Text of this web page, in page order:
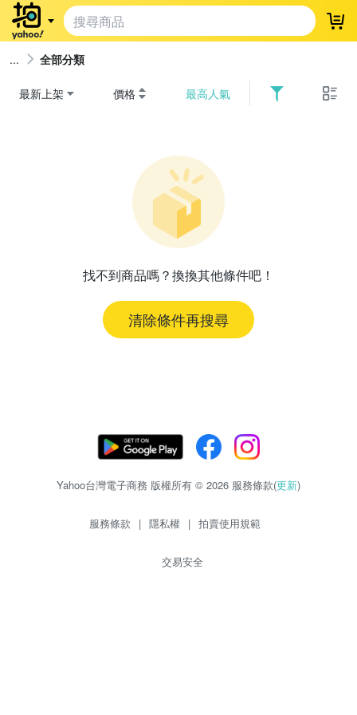
登
全部分類
最新上架 價格 最高人氣
找不到商品嗎？換換其他條件吧！
清除條件再搜尋
Yahoo台灣電子商務 版權所有 © 2026 服務條款(更新)
服務條款 | 隱私權 | 拍賣使用規範
交易安全